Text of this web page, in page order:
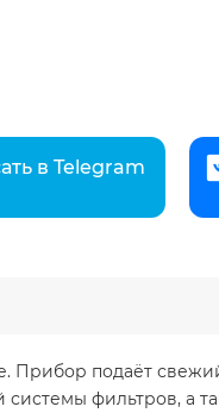
в Telegram
Прибор подаёт
фильтров, а